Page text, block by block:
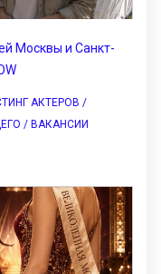
Москвы и Санкт-
АКТЕРОВ /
/ ВАКАНСИИ